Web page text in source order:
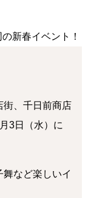
新春イベント！
街、千日前商店
月 3日（水）に
など楽しいイ